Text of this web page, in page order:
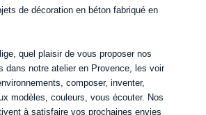
de décoration en béton fabriqué en
quel plaisir de vous proposer nos
dans notre atelier en Provence, les voir
composer, inventer,
modèles, couleurs, vous écouter. Nos
à satisfaire vos prochaines envies